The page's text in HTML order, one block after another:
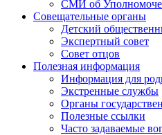
СМИ об
Совещательные органы
Детский
Экспертный совет
Совет отцов
Полезная информация
Информация для
Экстренные службы
Органы
Полезные ссылки
Часто задаваемые